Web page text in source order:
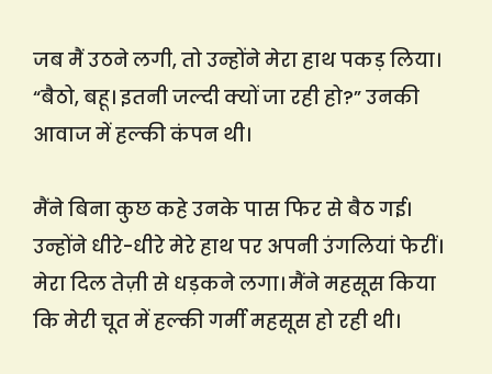
जब मैं उठने लगी, तो उन्होंने मेरा हाथ पकड़ लिया।
“बैठो, बहू। इतनी जल्दी क्यों जा रही हो?” उनकी
आवाज में हल्की कंपन थी।
मैंने बिना कुछ कहे उनके पास फिर से बैठ गई।
उन्होंने धीरे-धीरे मेरे हाथ पर अपनी उंगलियां फेरीं।
मेरा दिल तेज़ी से धड़कने लगा। मैंने महसूस किया
कि मेरी चूत में हल्की गर्मी महसूस हो रही थी।